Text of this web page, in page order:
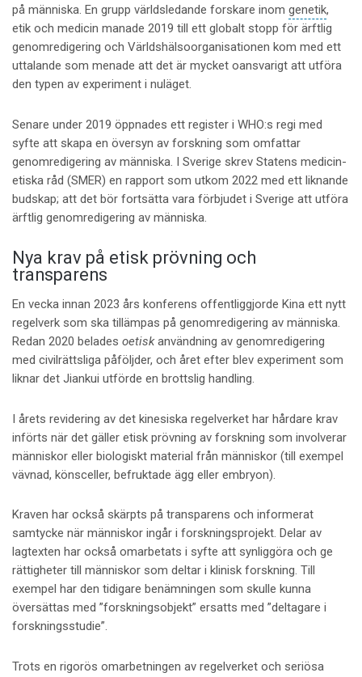
på människa. En grupp världsledande forskare inom genetik,
etik och medicin manade 2019 till ett globalt stopp för ärftlig
genomredigering och Världshälsoorganisationen kom med ett
uttalande som menade att det är mycket oansvarigt att utföra
den typen av experiment i nuläget.
Senare under 2019 öppnades ett register i WHO:s regi med
syfte att skapa en översyn av forskning som omfattar
genomredigering av människa. I Sverige skrev Statens medicin-
etiska råd (SMER) en rapport som utkom 2022 med ett liknande
budskap; att det bör fortsätta vara förbjudet i Sverige att utföra
ärftlig genomredigering av människa.
Nya krav på etisk prövning och
transparens
En vecka innan 2023 års konferens offentliggjorde Kina ett nytt
regelverk som ska tillämpas på genomredigering av människa.
Redan 2020 belades oetiskanvändning av genomredigering
med civilrättsliga påföljder, och året efter blev experiment som
liknar det Jiankui utförde en brottslig handling.
I årets revidering av det kinesiska regelverket har hårdare krav
införts när det gäller etisk prövning av forskning som involverar
människor eller biologiskt material från människor (till exempel
vävnad, könsceller, befruktade ägg eller embryon).
Kraven har också skärpts på transparens och informerat
samtycke när människor ingår i forskningsprojekt. Delar av
lagtexten har också omarbetats i syfte att synliggöra och ge
rättigheter till människor som deltar i klinisk forskning. Till
exempel har den tidigare benämningen som skulle kunna
översättas med ”forskningsobjekt” ersatts med ”deltagare i
forskningsstudie”.
Trots en rigorös omarbetningen av regelverket och seriösa